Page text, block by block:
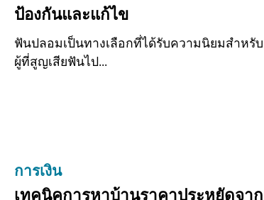
ป้องกันและแก้ไข
ฟันปลอมเป็นทางเลือกที่ได้รับความนิยมสำหรับ
ผู้ที่สูญเสียฟันไป...
การเงิน
เทคนิคการหาบ้านราคาประหยัดจาก